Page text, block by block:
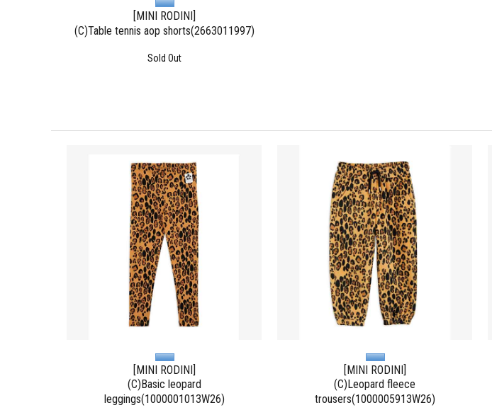
[MINI RODINI]
(C)Table tennis aop shorts(2663011997)
Sold Out
[MINI RODINI]
(C)Basic leopard
leggings(1000001013W26)
[MINI RODINI]
(C)Leopard fleece
trousers(1000005913W26)